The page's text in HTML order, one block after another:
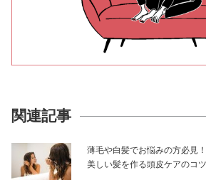
関連記事
薄毛や白髪でお悩みの方必見
美しい髪を作る頭皮ケアのコ